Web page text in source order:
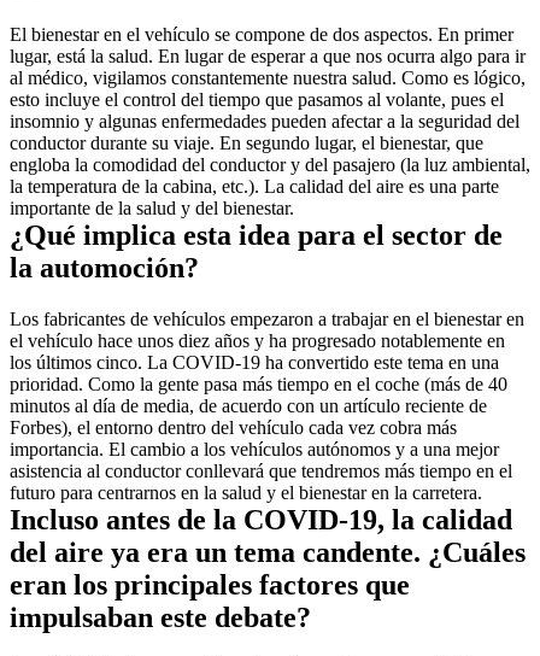
El bienestar en el vehículo se compone de dos aspectos. En primer
lugar, está la salud. En lugar de esperar a que nos ocurra algo para ir
al médico, vigilamos constantemente nuestra salud. Como es lógico,
esto incluye el control del tiempo que pasamos al volante, pues el
insomnio y algunas enfermedades pueden afectar a la seguridad del
conductor durante su viaje. En segundo lugar, el bienestar, que
engloba la comodidad del conductor y del pasajero (la luz ambiental,
la temperatura de la cabina, etc.). La calidad del aire es una parte
importante de la salud y del bienestar.
¿Qué implica esta idea para el sector de
la automoción?
Los fabricantes de vehículos empezaron a trabajar en el bienestar en
el vehículo hace unos diez años y ha progresado notablemente en
los últimos cinco. La COVID-19 ha convertido este tema en una
prioridad. Como la gente pasa más tiempo en el coche (más de 40
minutos al día de media, de acuerdo con un artículo reciente de
Forbes), el entorno dentro del vehículo cada vez cobra más
importancia. El cambio a los vehículos autónomos y a una mejor
asistencia al conductor conllevará que tendremos más tiempo en el
futuro para centrarnos en la salud y el bienestar en la carretera.
Incluso antes de la COVID-19, la calidad
del aire ya era un tema candente. ¿Cuáles
eran los principales factores que
impulsaban este debate?